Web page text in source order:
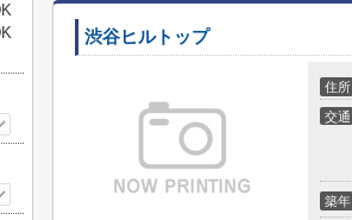
渋谷ヒルトップ
住所
交通
築年